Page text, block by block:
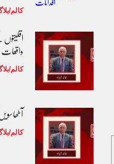
کالم/
واقعات
کالم/
کالم/